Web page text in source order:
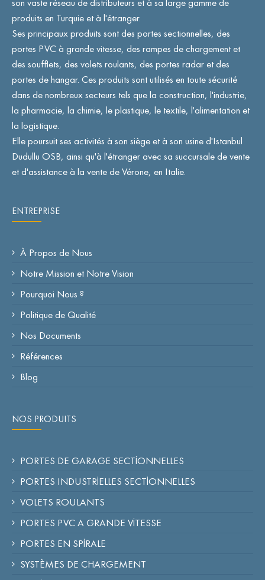
produits en Turquie et à l'étranger.
Ses principaux produits sont des portes sectionnelles, des
portes PVC à grande vitesse, des rampes de chargement et
des soufflets, des volets roulants, des portes radar et des
portes de hangar. Ces produits sont utilisés en toute sécurité
dans de nombreux secteurs tels que la construction, l'industrie,
la pharmacie, la chimie, le plastique, le textile, l'alimentation et
la logistique.
Elle poursuit ses activités à son siège et à son usine d'Istanbul
Dudullu OSB, ainsi qu'à l'étranger avec sa succursale de vente
et d'assistance à la vente de Vérone, en Italie.
ENTREPRISE
À Propos de Nous
Notre Mission et Notre Vision
Pourquoi Nous ?
Politique de Qualité
Nos Documents
Références
Blog
NOS PRODUITS
PORTES DE GARAGE SECTİONNELLES
PORTES INDUSTRİELLES SECTİONNELLES
VOLETS ROULANTS
PORTES PVC A GRANDE VİTESSE
PORTES EN SPİRALE
SYSTÈMES DE CHARGEMENT